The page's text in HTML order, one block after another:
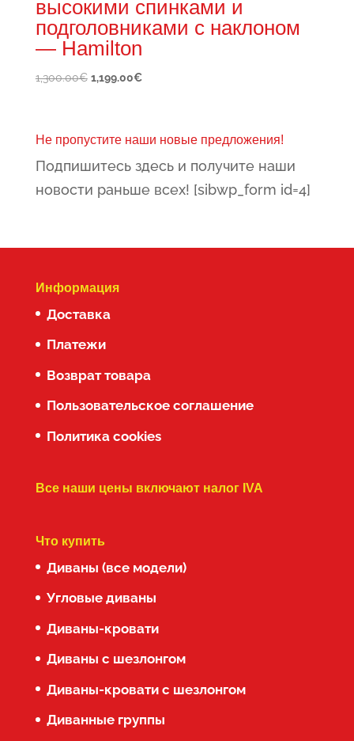
высокими спинками и
подголовниками с наклоном
— Hamilton
1,300.00€ Первоначальная
1,199.00€Текущая
Не пропустите наши новые предложения!
Подпишитесь здесь и получите наши
новости раньше всех! [sibwp_form id=4]
Информация
Доставка
Платежи
Возврат товара
Пользовательское соглашение
Политика cookies
Все наши цены включают налог IVA
Что купить
Диваны (все модели)
Угловые диваны
Диваны-кровати
Диваны с шезлонгом
Диваны-кровати с шезлонгом
Диванные группы